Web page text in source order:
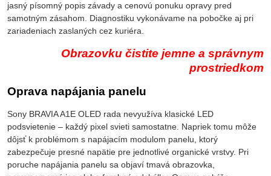
jasný písomný popis závady a cenovú ponuku opravy pred
samotným zásahom. Diagnostiku vykonávame na pobočke aj pri
zariadeniach zaslaných cez kuriéra.
Obrazovku čistite jemne a správnym
prostriedkom
Oprava napájania panelu
Sony BRAVIA A1E OLED rada nevyužíva klasické LED
podsvietenie – každý pixel svieti samostatne. Napriek tomu môže
dôjsť k problémom s napájacím modulom panelu, ktorý
zabezpečuje presné napätie pre jednotlivé organické vrstvy. Pri
poruche napájania panelu sa objaví tmavá obrazovka,